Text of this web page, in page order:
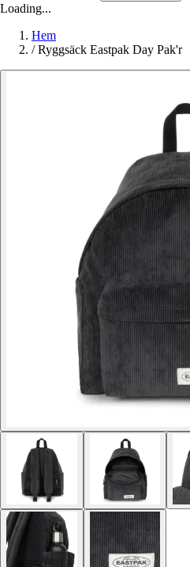
Loading...
Hem
/ Ryggsäck Eastpak Day Pak'r